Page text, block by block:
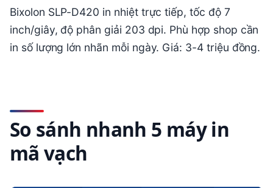
Bixolon SLP-D420 in nhiệt trực tiếp, tốc độ 7
inch/giây, độ phân giải 203 dpi. Phù hợp shop cần
in số lượng lớn nhãn mỗi ngày. Giá: 3-4 triệu đồng.
So sánh nhanh 5 máy in
mã vạch